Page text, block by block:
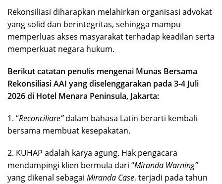
Rekonsiliasi diharapkan melahirkan organisasi advokat
yang solid dan berintegritas, sehingga mampu
memperluas akses masyarakat terhadap keadilan serta
memperkuat negara hukum.
Berikut catatan penulis mengenai Munas Bersama
Rekonsiliasi AAI yang diselenggarakan pada 3-4 Juli
2026 di Hotel Menara Peninsula, Jakarta:
1. “Reconciliare”dalam bahasa Latin berarti kembali
bersama membuat kesepakatan.
2. KUHAP adalah karya agung. Hak pengacara
mendampingi klien bermula dari “Miranda Warning”
yang dikenal sebagai Miranda Case, terjadi pada tahun